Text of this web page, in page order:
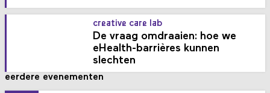
creative care lab
De vraag omdraaien: hoe we
eHealth-barrières kunnen
slechten
eerdere evenementen